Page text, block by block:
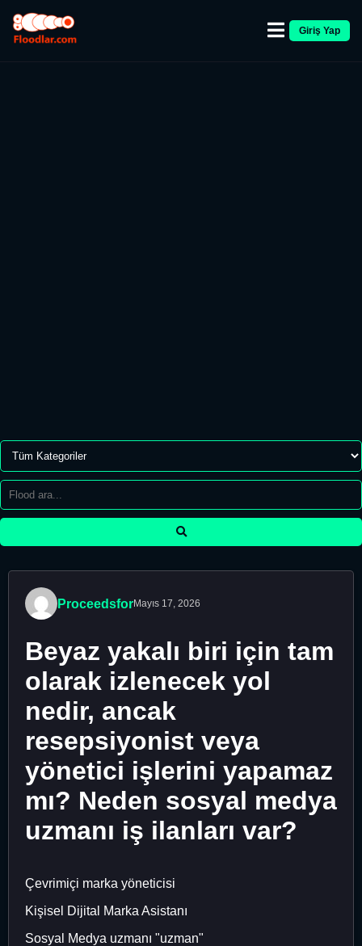
Giriş Yap
ProceedsforMayıs 17, 2026
Beyaz yakalı biri için tam
olarak izlenecek yol
nedir, ancak
resepsiyonist veya
yönetici işlerini yapamaz
mı? Neden sosyal medya
uzmanı iş ilanları var?
Çevrimiçi marka yöneticisi
Kişisel Dijital Marka Asistanı
Sosyal Medya uzmanı "uzman"